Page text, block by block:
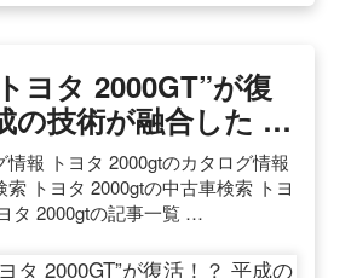
ヨタ 2000GT”が復
の技術が融合した …
情報 トヨタ 2000gtのカタログ情報
索 トヨタ 2000gtの中古車検索 トヨ
タ 2000gtの記事一覧 …